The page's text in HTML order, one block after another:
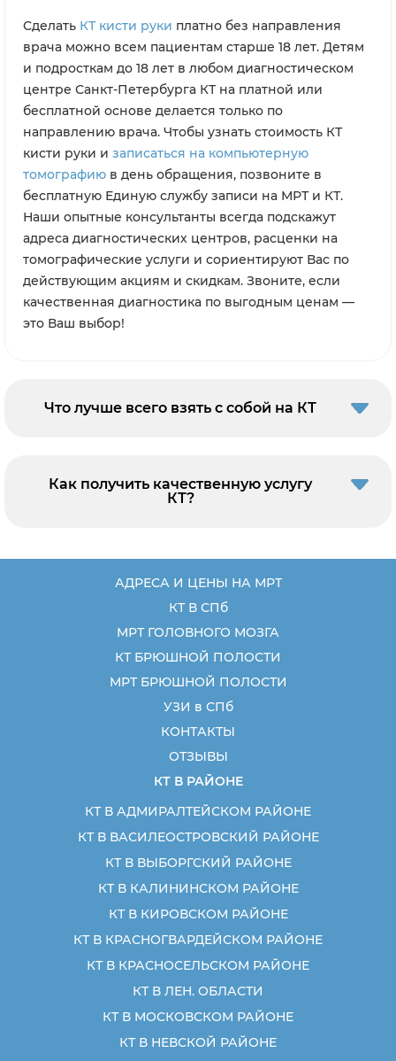
Сделать КТ кисти руки платно без направления
врача можно всем пациентам старше 18 лет. Детям
и подросткам до 18 лет в любом диагностическом
центре Санкт-Петербурга КТ на платной или
бесплатной основе делается только по
направлению врача. Чтобы узнать стоимость КТ
кисти руки и записаться на компьютерную
томографию в день обращения, позвоните в
бесплатную Единую службу записи на МРТ и КТ.
Наши опытные консультанты всегда подскажут
адреса диагностических центров, расценки на
томографические услуги и сориентируют Вас по
действующим акциям и скидкам. Звоните, если
качественная диагностика по выгодным ценам —
это Ваш выбор!
Что лучше всего взять с собой на КТ
Как получить качественную услугу
КТ?
АДРЕСА И ЦЕНЫ НА МРТ
КТ В СПб
МРТ ГОЛОВНОГО МОЗГА
КТ БРЮШНОЙ ПОЛОСТИ
МРТ БРЮШНОЙ ПОЛОСТИ
УЗИ в СПб
КОНТАКТЫ
ОТЗЫВЫ
КТ В РАЙОНЕ
КТ В АДМИРАЛТЕЙСКОМ РАЙОНЕ
КТ В ВАСИЛЕОСТРОВСКИЙ РАЙОНЕ
КТ В ВЫБОРГСКИЙ РАЙОНЕ
КТ В КАЛИНИНСКОМ РАЙОНЕ
КТ В КИРОВСКОМ РАЙОНЕ
КТ В КРАСНОГВАРДЕЙСКОМ РАЙОНЕ
КТ В КРАСНОСЕЛЬСКОМ РАЙОНЕ
КТ В ЛЕН. ОБЛАСТИ
КТ В МОСКОВСКОМ РАЙОНЕ
КТ В НЕВСКОЙ РАЙОНЕ